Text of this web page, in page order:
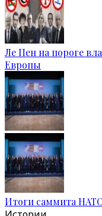
Ле Пен на пороге
Европы
Итоги саммита